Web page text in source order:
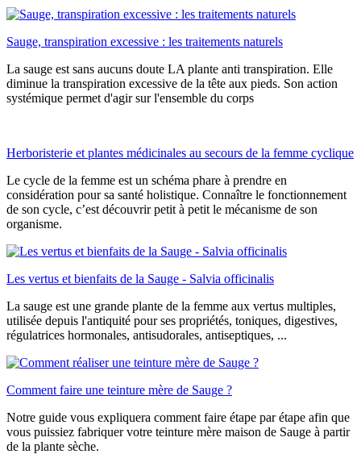
Sauge, transpiration excessive : les traitements naturels
La sauge est sans aucuns doute LA plante anti transpiration. Elle
diminue la transpiration excessive de la tête aux pieds. Son action
systémique permet d'agir sur l'ensemble du corps
Herboristerie et plantes médicinales au secours de la femme cyclique
Le cycle de la femme est un schéma phare à prendre en
considération pour sa santé holistique. Connaître le fonctionnement
de son cycle, c’est découvrir petit à petit le mécanisme de son
organisme.
Les vertus et bienfaits de la Sauge - Salvia officinalis
La sauge est une grande plante de la femme aux vertus multiples,
utilisée depuis l'antiquité pour ses propriétés, toniques, digestives,
régulatrices hormonales, antisudorales, antiseptiques, ...
Comment faire une teinture mère de Sauge ?
Notre guide vous expliquera comment faire étape par étape afin que
vous puissiez fabriquer votre teinture mère maison de Sauge à partir
de la plante sèche.